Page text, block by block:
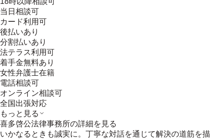
当日相談可
カード利用可
後払いあり
分割払いあり
法テラス利用可
着手金無料あり
女性弁護士在籍
電話相談可
オンライン相談可
全国出張対応
もっと見る
喜多啓公法律事務所の詳細を見る
いかなるときも誠実に。丁寧な対話を通じて解決の道筋を描